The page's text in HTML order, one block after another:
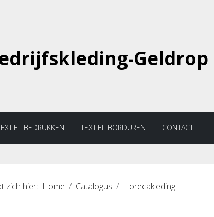
Geldrop
BEDRUKKEN TEXTIEL BORDUREN CONTACT
zich hier: Home Catalogus Horecakleding